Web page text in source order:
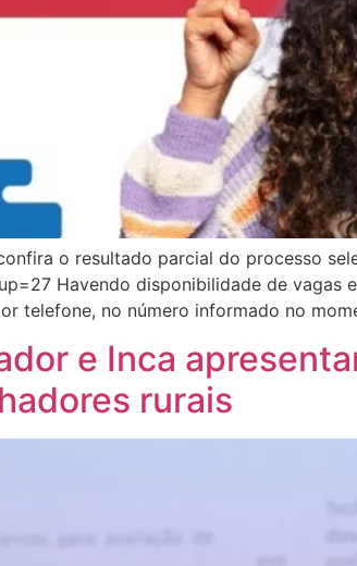
o resultado parcial do processo
Havendo disponibilidade de vagas
telefone, no número informado no
e Inca
rurais